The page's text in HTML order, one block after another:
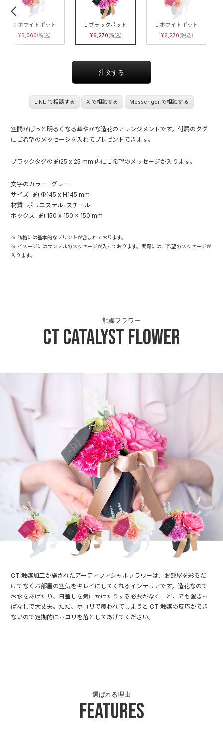
S ホワイトポット
5,060
L ブラックポット
6,270
L ホワイトポット
6,270
LINE で相談する X で相談する Messenger で相談する
空間がぱっと明るくなる華やかな造花のアレンジメントです。付属のタグ
にご希望のメッセージを入れてプレゼントできます。
ブラックタグの 約25 x 25 mm 内にご希望のメッセージが入ります。
文字のカラー : グレー
サイズ : 約 Φ145 x H145 mm
材質 : ポリエステル, スチール
ボックス : 約 150 x 150 x 150 mm
※ 価格には基本的なプリントが含まれております。
※ イメージにはサンプルのメッセージが入っております。実際にはご希望のメッセージが
入ります。
CT Catalyst Flower
触媒フラワー
CT 触媒加工が施されたアーティフィシャルフラワーは、お部屋を彩るだ
けでなくお部屋の空気をキレイにしてくれるインテリアです。造花なので
お水をあげたり、日差しを気にかけたりする必要がなく、どこでも置きっ
ぱなしで大丈夫。ただ、ホコリで覆われてしまうと CT 触媒の反応ができ
ないので定期的にホコリを落としてあげてください。
Features
選ばれる理由